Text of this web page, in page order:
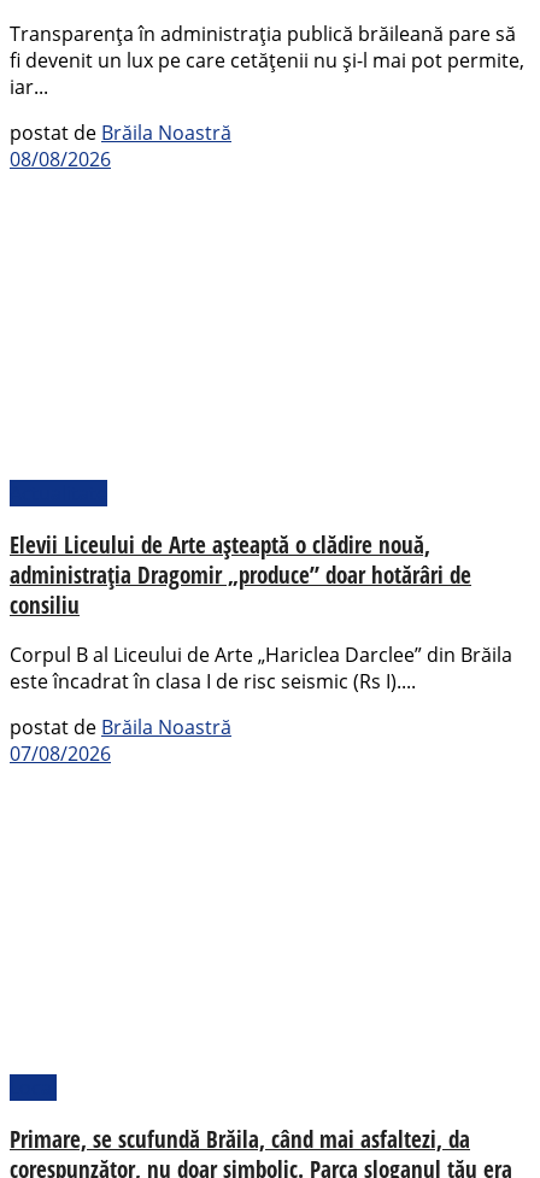
Transparența în administrația publică brăileană pare să
fi devenit un lux pe care cetățenii nu și-l mai pot permite,
iar...
postat de Brăila Noastră
08/08/2026
Elevii Liceului de Arte așteaptă o clădire nouă,
administrația Dragomir „produce” doar hotărâri de
consiliu
Corpul B al Liceului de Arte „Hariclea Darclee” din Brăila
este încadrat în clasa I de risc seismic (Rs I)....
postat de Brăila Noastră
07/08/2026
Primare, se scufundă Brăila, când mai asfaltezi, da
corespunzător, nu doar simbolic. Parca sloganul tău era